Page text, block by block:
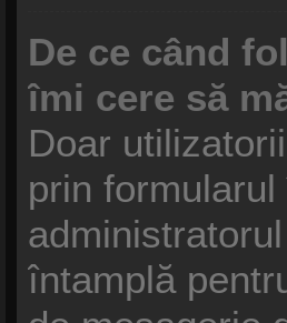
De ce când
îmi cere să
Doar
prin
întamplă